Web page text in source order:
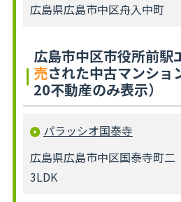
広島県広島市中区舟入中町
広島市中区市役所前駅
売された中古マンショ
20不動産のみ表示）
パラッシオ国泰寺
広島県広島市中区国泰寺町二
3LDK